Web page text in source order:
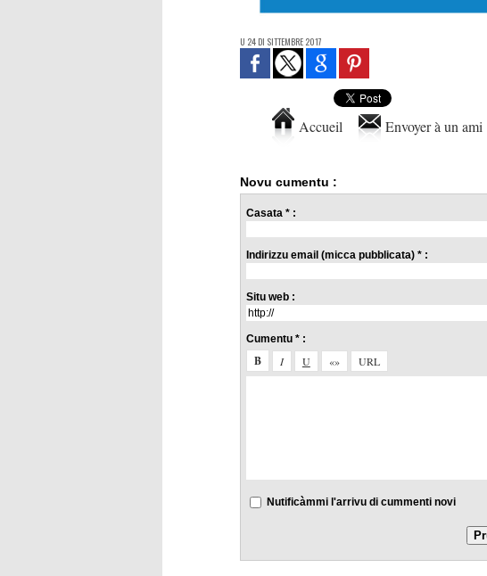
U 24 DI SITTEMBRE 2017
Accueil Envoyer à un ami
Novu cumentu :
Casata * :
Indirizzu email (micca pubblicata) * :
Situ web :
Cumentu * :
Nutificàmmi l'arrivu di cummenti novi